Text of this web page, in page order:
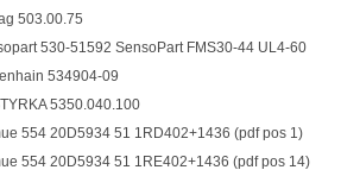
503.00.75
530-51592 SensoPart FMS30-44 UL4-60
534904-09
5350.040.100
554 20D5934 51 1RD402+1436 (pdf pos 1)
554 20D5934 51 1RE402+1436 (pdf pos 14)